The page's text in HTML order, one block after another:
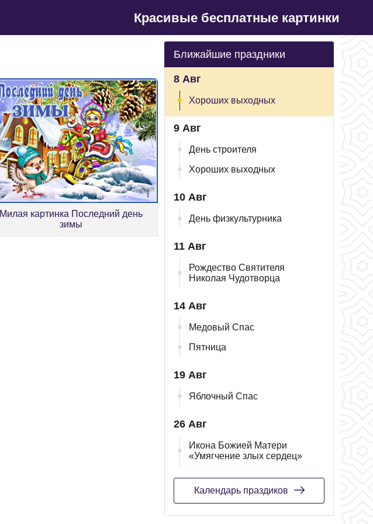
Красивые бесплатные картинки
Милая картинка Последний день
зимы
Ближайшие праздники
8 Авг
Хороших выходных
9 Авг
День строителя
Хороших выходных
10 Авг
День физкультурника
11 Авг
Рождество Святителя
Николая Чудотворца
14 Авг
Медовый Спас
Пятница
19 Авг
Яблочный Спас
26 Авг
Икона Божией Матери
«Умягчение злых сердец»
Календарь праздиков